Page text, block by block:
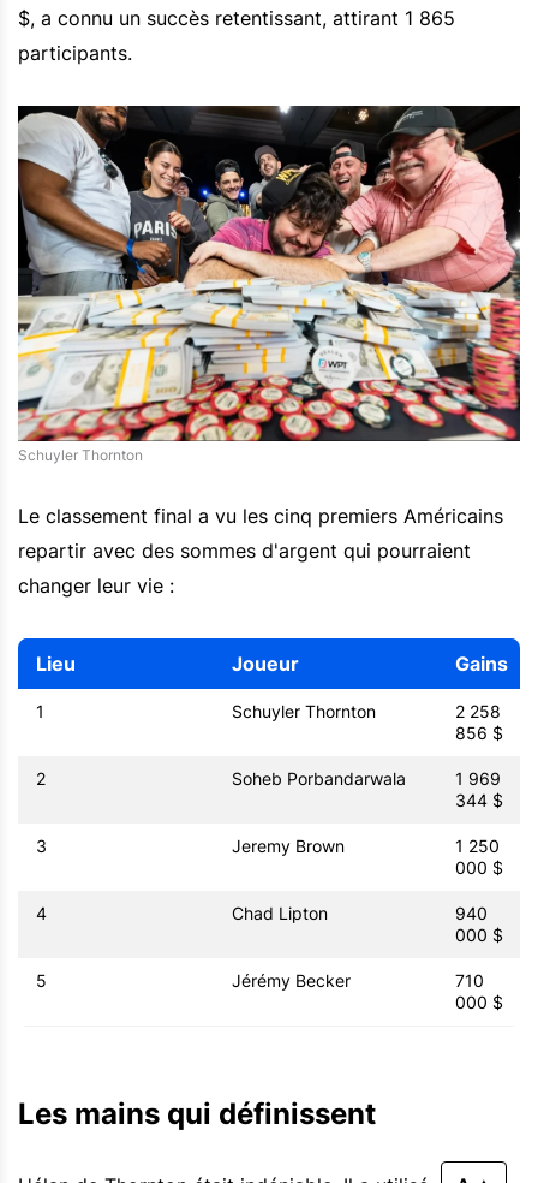
$, a connu un succès retentissant, attirant 1 865
participants.
Schuyler Thornton
Le classement final a vu les cinq premiers Américains
repartir avec des sommes d'argent qui pourraient
changer leur vie :
Lieu Joueur Gains
1 Schuyler Thornton
2 258
856 $
2 Soheb Porbandarwala
1 969
344 $
3 Jeremy Brown
1 250
000 $
4 Chad Lipton
940
000 $
5 Jérémy Becker
710
000 $
Les mains qui définissent